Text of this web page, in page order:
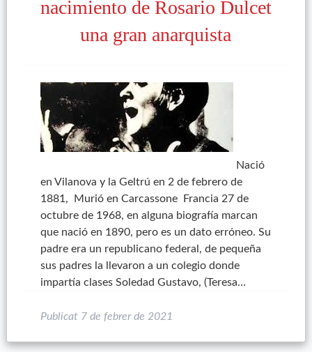
nacimiento de Rosario Dulcet
una gran anarquista
Nació
en Vilanova y la Geltrú en 2 de febrero de
1881, Murió en Carcassone Francia 27 de
octubre de 1968, en alguna biografía marcan
que nació en 1890, pero es un dato erróneo. Su
padre era un republicano federal, de pequeña
sus padres la llevaron a un colegio donde
impartía clases Soledad Gustavo, (Teresa…
Publicat 7 de febrer de 2021